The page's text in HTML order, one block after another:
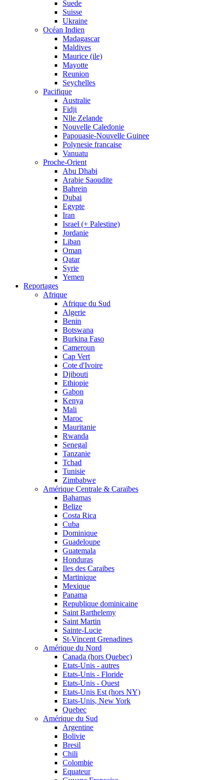
Suede
Suisse
Ukraine
Océan Indien
Madagascar
Maldives
Maurice (ile)
Mayotte
Reunion
Seychelles
Pacifique
Australie
Fidji
Nlle Zelande
Nouvelle Caledonie
Papouasie-Nouvelle Guinee
Polynesie francaise
Vanuatu
Proche-Orient
Abu Dhabi
Arabie Saoudite
Bahrein
Dubai
Egypte
Iran
Israel (+ Palestine)
Jordanie
Liban
Oman
Qatar
Syrie
Yemen
Reportages
Afrique
Afrique du Sud
Algerie
Benin
Botswana
Burkina Faso
Cameroun
Cap Vert
Cote d'Ivoire
Djibouti
Ethiopie
Gabon
Kenya
Mali
Maroc
Mauritanie
Rwanda
Senegal
Tanzanie
Tchad
Tunisie
Zimbabwe
Amérique Centrale & Caraïbes
Bahamas
Belize
Costa Rica
Cuba
Dominique
Guadeloupe
Guatemala
Honduras
Iles des Caraibes
Martinique
Mexique
Panama
Republique dominicaine
Saint Barthelemy
Saint Martin
Sainte-Lucie
St-Vincent Grenadines
Amérique du Nord
Canada (hors Quebec)
Etats-Unis - autres
Etats-Unis - Floride
Etats-Unis - Ouest
Etats-Unis Est (hors NY)
Etats-Unis, New York
Quebec
Amérique du Sud
Argentine
Bolivie
Bresil
Chili
Colombie
Equateur